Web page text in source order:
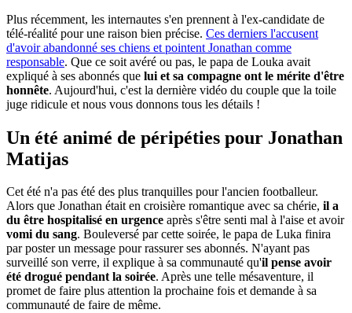
Plus récemment, les internautes s'en prennent à l'ex-candidate de
télé-réalité pour une raison bien précise. Ces derniers l'accusent
d'avoir abandonné ses chiens et pointent Jonathan comme
responsable. Que ce soit avéré ou pas, le papa de Louka avait
expliqué à ses abonnés que lui et sa compagne ont le mérite d'être
honnête. Aujourd'hui, c'est la dernière vidéo du couple que la toile
juge ridicule et nous vous donnons tous les détails !
Un été animé de péripéties pour Jonathan
Matijas
Cet été n'a pas été des plus tranquilles pour l'ancien footballeur.
Alors que Jonathan était en croisière romantique avec sa chérie, il a
du être hospitalisé en urgence après s'être senti mal à l'aise et avoir
vomi du sang. Bouleversé par cette soirée, le papa de Luka finira
par poster un message pour rassurer ses abonnés. N'ayant pas
surveillé son verre, il explique à sa communauté qu'il pense avoir
été drogué pendant la soirée. Après une telle mésaventure, il
promet de faire plus attention la prochaine fois et demande à sa
communauté de faire de même.